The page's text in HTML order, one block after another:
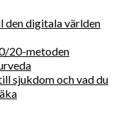
den digitala världen
20-metoden
sjukdom och vad du